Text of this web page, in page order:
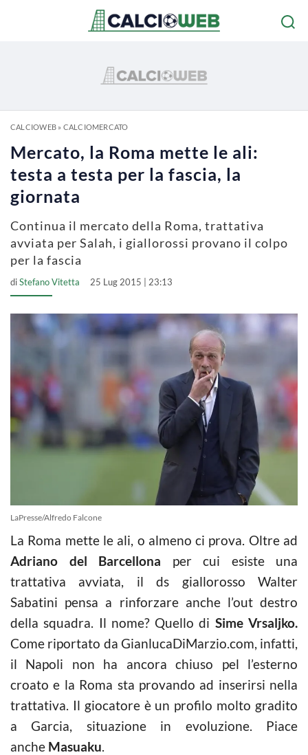
CALCIOWEB» CALCIOMERCATO
Mercato, la Roma mette le ali:
testa a testa per la fascia, la
giornata
Continua il mercato della Roma, trattativa
avviata per Salah, i giallorossi provano il colpo
per la fascia
diStefano Vitetta 25 Lug 2015 | 23:13
LaPresse/Alfredo Falcone
La Roma mette le ali, o almeno ci prova. Oltre ad
Adriano del Barcellona per cui esiste una
trattativa avviata, il ds giallorosso Walter
Sabatini pensa a rinforzare anche l’out destro
della squadra. Il nome? Quello di Sime Vrsaljko.
Come riportato da GianlucaDiMarzio.com, infatti,
il Napoli non ha ancora chiuso pel l’esterno
croato e la Roma sta provando ad inserirsi nella
trattativa. Il giocatore è un profilo molto gradito
a Garcia, situazione in evoluzione. Piace
anche Masuaku.